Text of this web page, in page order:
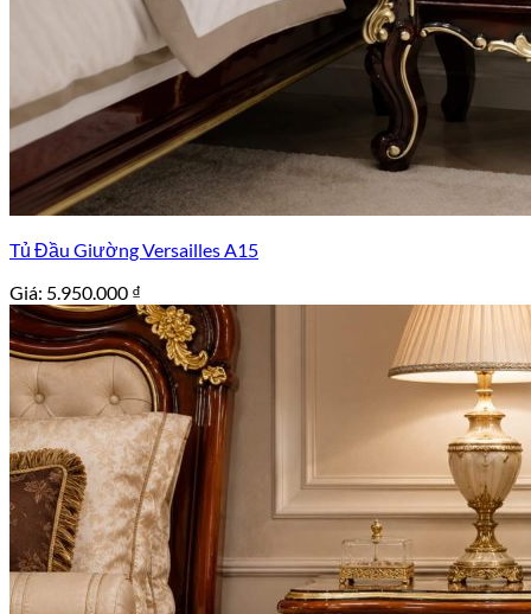
Tủ Đầu Giường Versailles A15
Giá: 5.950.000 ₫